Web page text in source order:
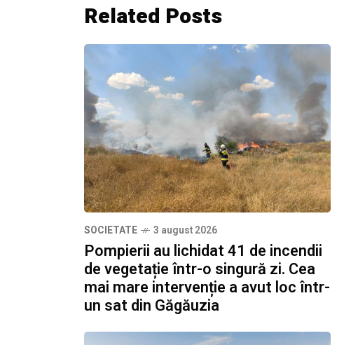
Related Posts
SOCIETATE 3 august 2026
Pompierii au lichidat 41 de incendii
de vegetație într-o singură zi. Cea
mai mare intervenție a avut loc într-
un sat din Găgăuzia